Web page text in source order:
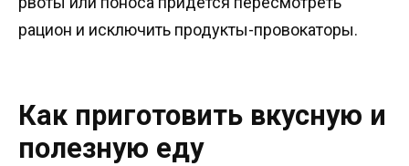
рацион и исключить продукты-провокаторы.
Как приготовить вкусную и
полезную еду